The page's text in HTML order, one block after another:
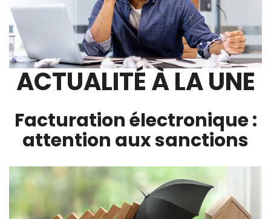
ACTUALITÉ À LA UNE
Facturation électronique :
attention aux sanctions